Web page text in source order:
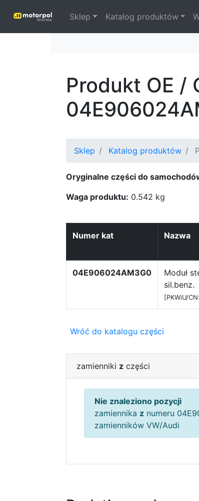
Sklep Katalog produktów
Produkt OE /
Sklep Katalog produktów
Oryginalne części do
Waga produktu: 0.542 kg
Numer kat Nazwa
04E906024AM3G0
Moduł
sil.benz.
[PKWiU/
Wróć do katalogu części
zamienniki z części
Nie znaleziono pozycji
zamiennika z numeru
zamienników VW/Audi